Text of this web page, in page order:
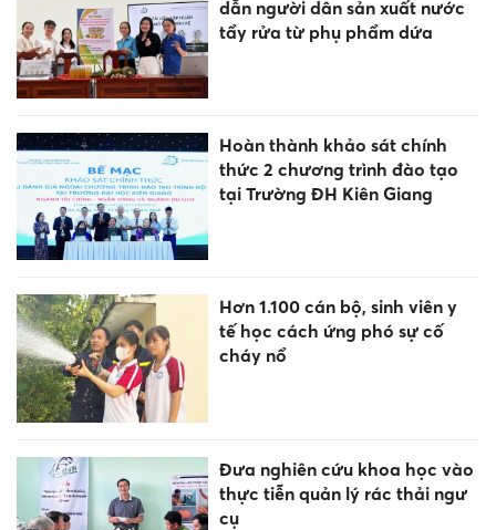
dẫn người dân sản xuất nước
tẩy rửa từ phụ phẩm dứa
Hoàn thành khảo sát chính
thức 2 chương trình đào tạo
tại Trường ĐH Kiên Giang
Hơn 1.100 cán bộ, sinh viên y
tế học cách ứng phó sự cố
cháy nổ
Đưa nghiên cứu khoa học vào
thực tiễn quản lý rác thải ngư
cụ